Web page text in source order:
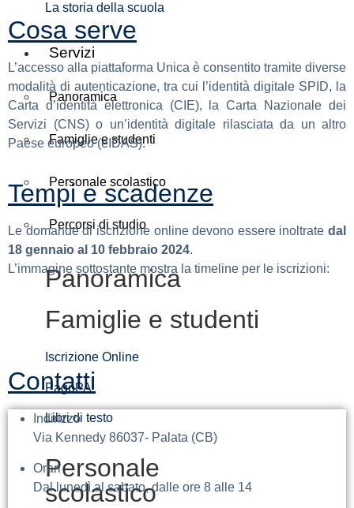
La storia della scuola
Servizi
Panoramica
Famiglie e studenti
Personale scolastico
Percorsi di studio
Panoramica
Famiglie e studenti
Iscrizione Online
PagoPA
Libri di testo
Personale
scolastico
Cosa serve
L’accesso alla piattaforma Unica è consentito tramite diverse
modalità di autenticazione, tra cui l’identità digitale SPID, la
Carta d’identità elettronica (CIE), la Carta Nazionale dei
Servizi (CNS) o un’identità digitale rilasciata da un altro
Paese europeo (eIDAS).
Tempi e scadenze
Le domande di iscrizione online devono essere inoltrate dal
18 gennaio al 10 febbraio 2024.
L’immagine sottostante mostra la timeline per le iscrizioni:
Contatti
Indirizzo
Via Kennedy 86037- Palata (CB)
Orari
Dal lunedì al sabato, dalle ore 8 alle 14